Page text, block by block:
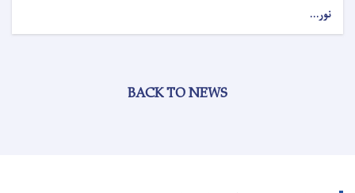
نور...
BACK TO NEWS